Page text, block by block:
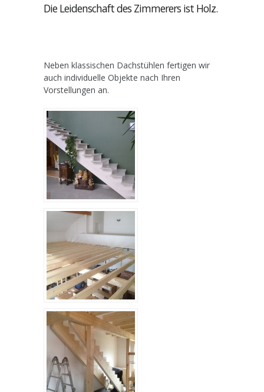
Die Leidenschaft des Zimmerers ist Holz.
Neben klassischen Dachstühlen fertigen wir
auch individuelle Objekte nach Ihren
Vorstellungen an.